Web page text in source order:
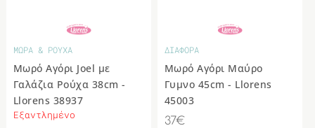
ΜΩΡΑ & ΡΟΥΧΑ
Μωρό Αγόρι Joel με
Γαλάζια Ρούχα 38cm -
Llorens 38937
Εξαντλημένο
ΔΙΑΦΟΡΑ
Μωρό Αγόρι Μαύρο
Γυμνο 45cm - Llorens
45003
37€